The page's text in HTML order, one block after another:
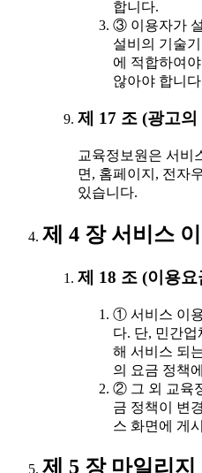
합니다.
③ 이용자가
설비의 기술
에 적합하여
않아야 합니
제 17 조 (광고의
교육정보원은 서비
면, 홈페이지, 전자
있습니다.
제 4 장 서비스
제 18 조 (이용요
① 서비스 이
다. 단, 민간업
해 서비스 되
의 요금 정책
② 그 외 교육
금 정책이 변
스 화면에 게
제 5 장 마일리지